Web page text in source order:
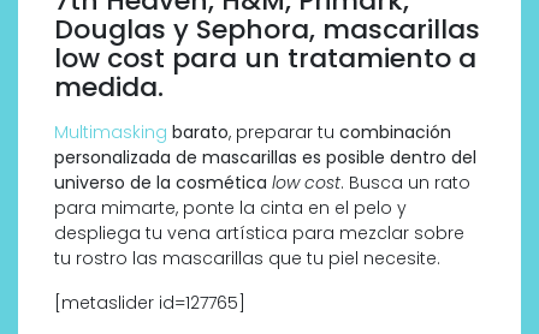
Douglas y Sephora, mascarillas
low cost para un tratamiento a
medida.
Multimasking barato, preparar tu combinación
personalizada de mascarillas es posible dentro del
universo de la cosmética low cost. Busca un rato
para mimarte, ponte la cinta en el pelo y
despliega tu vena artística para mezclar sobre
tu rostro las mascarillas que tu piel necesite.
[metaslider id=127765]